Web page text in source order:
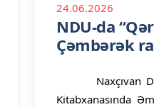
24.06.2026
NDU-da
Çəmbərək
Naxçıvan
Kitabxanasında